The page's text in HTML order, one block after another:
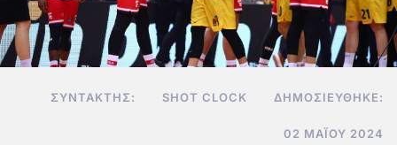
ΣΥΝΤΆΚΤΗΣ: SHOT CLOCK ΔΗΜΟΣΙΕΎΘΗΚΕ:
02 ΜΑΪ́ΟΥ 2024